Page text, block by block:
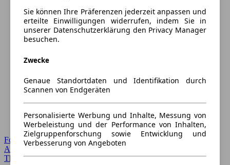
Forum Startseite
Alle Auto-Foren
Themen-Forum
Sie können Ihre Präferenzen jederzeit anpassen und
erteilte Einwilligungen widerrufen, indem Sie in
unserer Datenschutzerklärung den Privacy Manager
besuchen.
Zwecke
Genaue Standortdaten und Identifikation durch
Scannen von Endgeräten
Personalisierte Werbung und Inhalte, Messung von
Werbeleistung und der Performance von Inhalten,
Zielgruppenforschung sowie Entwicklung und
Verbesserung von Angeboten